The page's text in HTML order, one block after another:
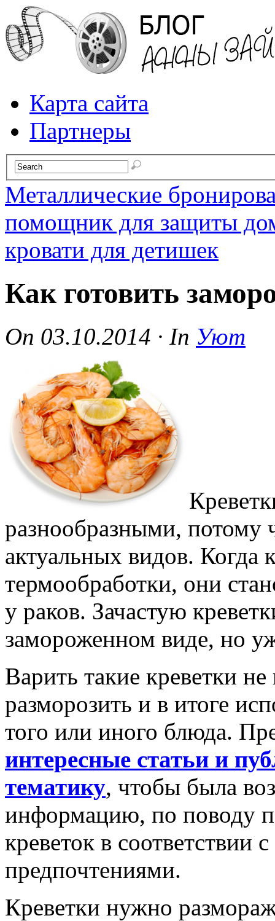
Карта сайта
Партнеры
Металлические
помощник для защиты
кровати для детишек
Как готовить
On 03.10.2014 · In Уют
разнообразными, потому
актуальных видов. Когда
термообработки, они
у раков. Зачастую
замороженном виде, но
Варить такие креветки
разморозить и в итоге
того или иного блюда.
интересные статьи и
тематику, чтобы была
информацию, по поводу
креветок в
предпочтениями.
Креветки нужно